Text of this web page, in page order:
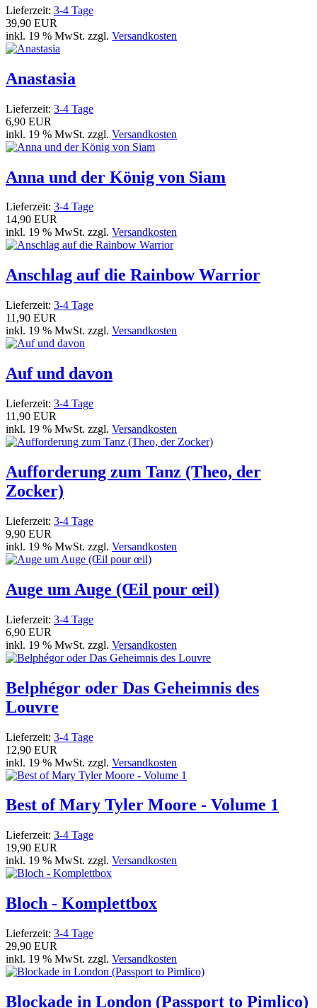
Lieferzeit: 3-4 Tage
39,90 EUR
inkl. 19 % MwSt. zzgl. Versandkosten
Anastasia
Lieferzeit: 3-4 Tage
6,90 EUR
inkl. 19 % MwSt. zzgl. Versandkosten
Anna und der König von Siam
Lieferzeit: 3-4 Tage
14,90 EUR
inkl. 19 % MwSt. zzgl. Versandkosten
Anschlag auf die Rainbow Warrior
Lieferzeit: 3-4 Tage
11,90 EUR
inkl. 19 % MwSt. zzgl. Versandkosten
Auf und davon
Lieferzeit: 3-4 Tage
11,90 EUR
inkl. 19 % MwSt. zzgl. Versandkosten
Aufforderung zum Tanz (Theo, der
Zocker)
Lieferzeit: 3-4 Tage
9,90 EUR
inkl. 19 % MwSt. zzgl. Versandkosten
Auge um Auge (Œil pour œil)
Lieferzeit: 3-4 Tage
6,90 EUR
inkl. 19 % MwSt. zzgl. Versandkosten
Belphégor oder Das Geheimnis des
Louvre
Lieferzeit: 3-4 Tage
12,90 EUR
inkl. 19 % MwSt. zzgl. Versandkosten
Best of Mary Tyler Moore - Volume 1
Lieferzeit: 3-4 Tage
19,90 EUR
inkl. 19 % MwSt. zzgl. Versandkosten
Bloch - Komplettbox
Lieferzeit: 3-4 Tage
29,90 EUR
inkl. 19 % MwSt. zzgl. Versandkosten
Blockade in London (Passport to Pimlico)